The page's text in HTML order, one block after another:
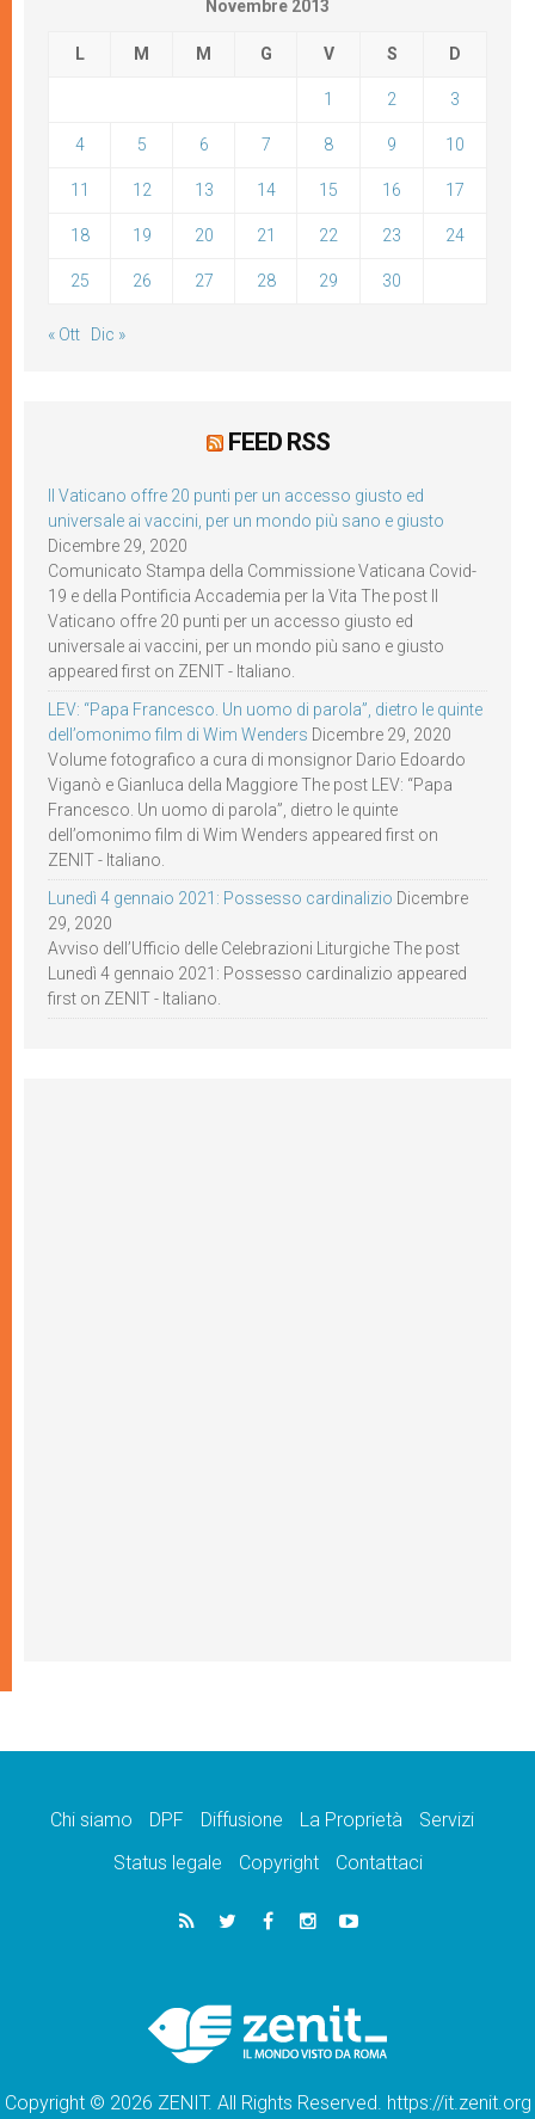
Novembre 2013
L M M G V S D
1 2 3
4 5 6 7 8 9 10
11 12 13 14 15 16 17
18 19 20 21 22 23 24
25 26 27 28 29 30
« Ott Dic »
FEED RSS
Il Vaticano offre 20 punti per un accesso giusto ed
universale ai vaccini, per un mondo più sano e giusto
Dicembre 29, 2020
Comunicato Stampa della Commissione Vaticana Covid-
19 e della Pontificia Accademia per la Vita The post Il
Vaticano offre 20 punti per un accesso giusto ed
universale ai vaccini, per un mondo più sano e giusto
appeared first on ZENIT - Italiano.
LEV: “Papa Francesco. Un uomo di parola”, dietro le quinte
dell’omonimo film di Wim Wenders Dicembre 29, 2020
Volume fotografico a cura di monsignor Dario Edoardo
Viganò e Gianluca della Maggiore The post LEV: “Papa
Francesco. Un uomo di parola”, dietro le quinte
dell’omonimo film di Wim Wenders appeared first on
ZENIT - Italiano.
Lunedì 4 gennaio 2021: Possesso cardinalizio Dicembre
29, 2020
Avviso dell’Ufficio delle Celebrazioni Liturgiche The post
Lunedì 4 gennaio 2021: Possesso cardinalizio appeared
first on ZENIT - Italiano.
Chi siamo DPF Diffusione La Proprietà
Servizi
Status legale
Copyright Contattaci
Copyright © 2026 ZENIT. All Rights Reserved. https://it.zenit.org